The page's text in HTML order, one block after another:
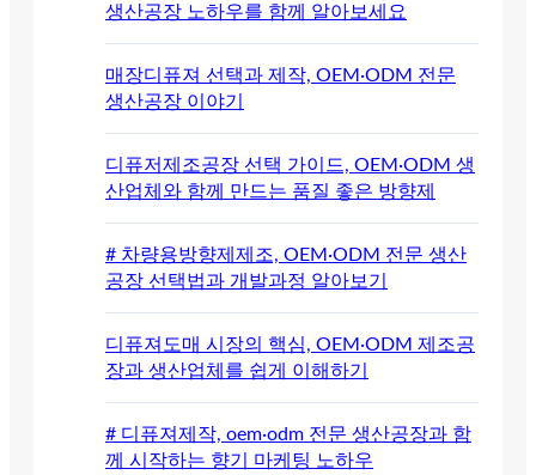
생산공장 노하우를 함께 알아보세요
매장디퓨져 선택과 제작, OEM·ODM 전문
생산공장 이야기
디퓨저제조공장 선택 가이드, OEM·ODM 생
산업체와 함께 만드는 품질 좋은 방향제
# 차량용방향제제조, OEM·ODM 전문 생산
공장 선택법과 개발과정 알아보기
디퓨져도매 시장의 핵심, OEM·ODM 제조공
장과 생산업체를 쉽게 이해하기
# 디퓨져제작, oem·odm 전문 생산공장과 함
께 시작하는 향기 마케팅 노하우